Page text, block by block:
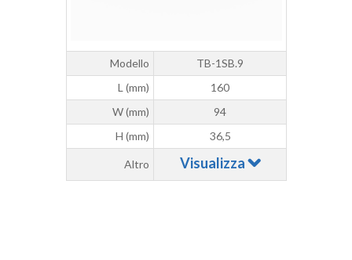
Modello
TB-1SB.9
L (mm)
160
W (mm)
94
H (mm)
36,5
Altro Visualizza